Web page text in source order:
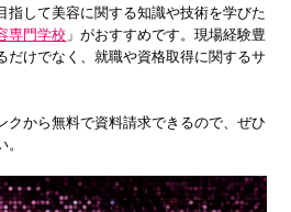
指して美容に関する知識や技術を学びた
専門学校 」がおすすめです。現場経験豊
だけでなく、就職や資格取得に関するサ
クから無料で資料請求できるので、ぜひ